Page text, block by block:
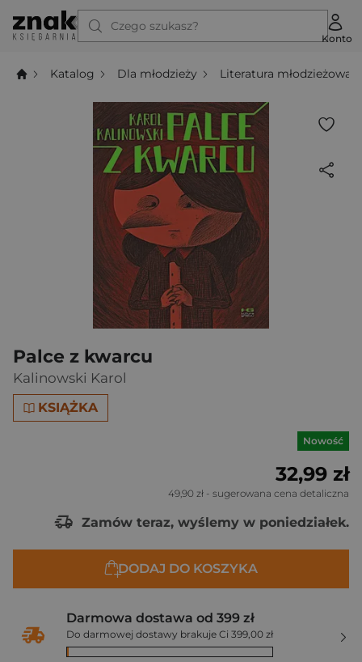
Czego szukasz?
Konto
Katalog Dla młodzieży Literatura młodzieżowa
Palce z kwarcu
Kalinowski Karol
KSIĄŻKA
Nowość
32,99 zł
49,90 zł - sugerowana cena detaliczna
Zamów teraz, wyślemy w poniedziałek.
DODAJ DO KOSZYKA
Darmowa dostawa od 399 zł
Do darmowej dostawy brakuje Ci 399,00 zł